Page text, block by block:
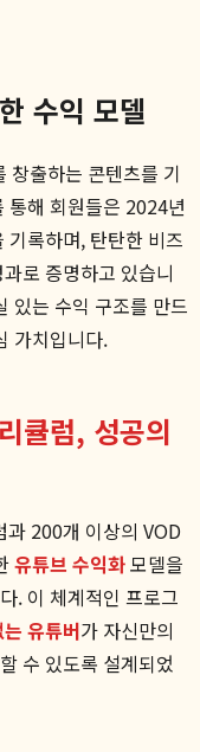
수익 모델
창출하는 콘텐츠를 기
통해 회원들은 2024년
록하며, 탄탄한 비즈
로 증명하고 있습니
있는 수익 구조를 만드
가치입니다.
큘럼, 성공의
200개 이상의 VOD
유튜브 수익화모델을
. 이 체계적인 프로그
유튜버가 자신만의
수 있도록 설계되었